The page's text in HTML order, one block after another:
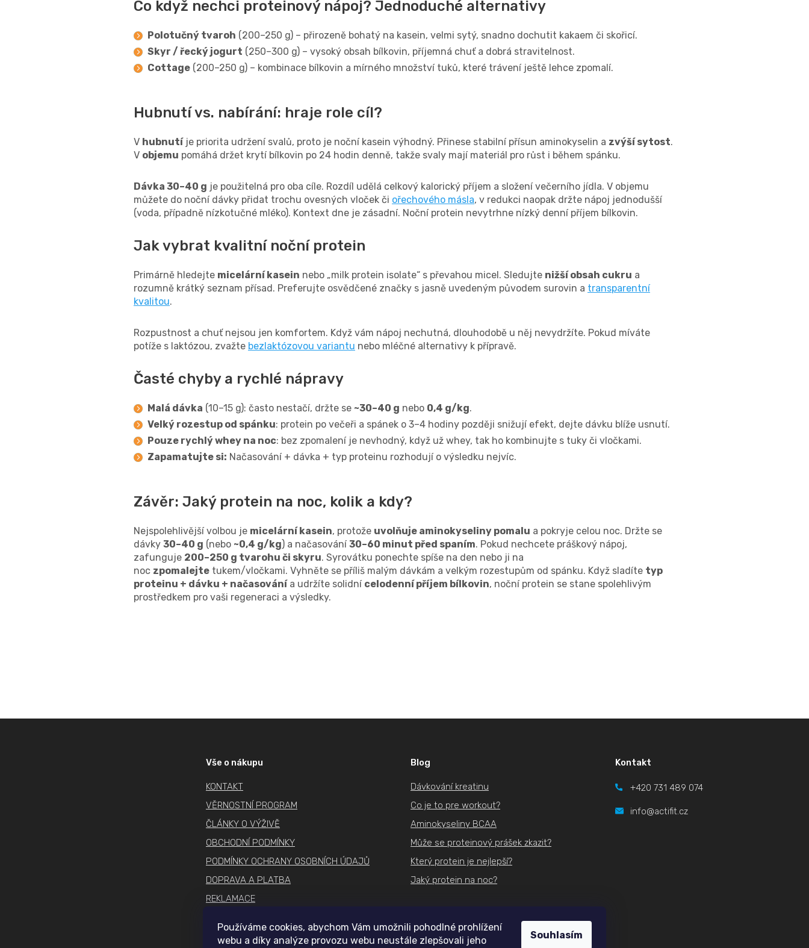
Používáme cookies, abychom Vám umožnili pohodlné prohlížení
webu a díky analýze provozu webu neustále zlepšovali jeho
Souhlasím
Co když nechci proteinový nápoj? Jednoduché alternativy
Polotučný tvaroh (200–250 g) – přirozeně bohatý na kasein, velmi sytý, snadno dochutit kakaem či skořicí.
Skyr / řecký jogurt (250–300 g) – vysoký obsah bílkovin, příjemná chuť a dobrá stravitelnost.
Cottage (200–250 g) – kombinace bílkovin a mírného množství tuků, které trávení ještě lehce zpomalí.
Hubnutí vs. nabírání: hraje role cíl?
V hubnutíje priorita udržení svalů, proto je noční kasein výhodný. Přinese stabilní přísun aminokyselin a zvýší sytost.
V objemu pomáhá držet krytí bílkovin po 24 hodin denně, takže svaly mají materiál pro růst i během spánku.
Dávka 30–40 g je použitelná pro oba cíle. Rozdíl udělá celkový kalorický příjem a složení večerního jídla. V objemu
můžete do noční dávky přidat trochu ovesných vloček či ořechového másla, v redukci naopak držte nápoj jednodušší
(voda, případně nízkotučné mléko). Kontext dne je zásadní. Noční protein nevytrhne nízký denní příjem bílkovin.
Jak vybrat kvalitní noční protein
Primárně hledejte micelární kasein nebo „milk protein isolate“ s převahou micel. Sledujte nižší obsah cukru a
rozumně krátký seznam přísad. Preferujte osvědčené značky s jasně uvedeným původem surovin a transparentní
kvalitou.
Rozpustnost a chuť nejsou jen komfortem. Když vám nápoj nechutná, dlouhodobě u něj nevydržíte. Pokud míváte
potíže s laktózou, zvažte bezlaktózovou variantu nebo mléčné alternativy k přípravě.
Časté chyby a rychlé nápravy
Malá dávka (10–15 g): často nestačí, držte se ~30–40 g nebo 0,4 g/kg.
Velký rozestup od spánku: protein po večeři a spánek o 3–4 hodiny později snižují efekt, dejte dávku blíže usnutí.
Pouze rychlý whey na noc: bez zpomalení je nevhodný, když už whey, tak ho kombinujte s tuky či vločkami.
Zapamatujte si: Načasování + dávka + typ proteinu rozhodují o výsledku nejvíc.
Závěr: Jaký protein na noc, kolik a kdy?
Nejspolehlivější volbou je micelární kasein, protože uvolňuje aminokyseliny pomalu a pokryje celou noc. Držte se
dávky 30–40 g (nebo ~0,4 g/kg) a načasování30–60 minut před spaním. Pokud nechcete práškový nápoj,
zafunguje 200–250 g tvarohu či skyru. Syrovátku ponechte spíše na den nebo ji na
noc zpomalejte tukem/vločkami. Vyhněte se příliš malým dávkám a velkým rozestupům od spánku. Když sladíte typ
proteinu + dávku + načasovánía udržíte solidní celodenní příjem bílkovin, noční protein se stane spolehlivým
prostředkem pro vaši regeneraci a výsledky.
Vše o nákupu
KONTAKT
VĚRNOSTNÍ PROGRAM
ČLÁNKY O VÝŽIVĚ
OBCHODNÍ PODMÍNKY
PODMÍNKY OCHRANY OSOBNÍCH ÚDAJŮ
DOPRAVA A PLATBA
REKLAMACE
Blog
Dávkování kreatinu
Co je to pre workout?
Aminokyseliny BCAA
Může se proteinový prášek zkazit?
Který protein je nejlepší?
Jaký protein na noc?
Kontakt
+420 731 489 074
info@actifit.cz